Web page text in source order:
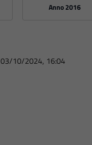
Anno 2016
03/10/2024, 16:04